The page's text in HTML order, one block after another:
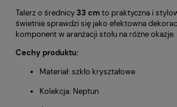
Talerz o średnicy33 cmto praktyczna i
świetnie sprawdzi się jako efektowna
komponent w aranżacji stołu na różne okazje.
Cechy produktu:
Materiał: szkło kryształowe
Kolekcja: Neptun